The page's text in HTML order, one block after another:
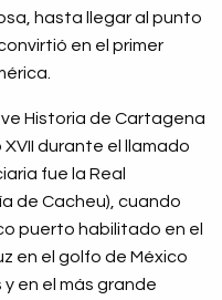
hasta llegar al punto
en el primer
Historia de Cartagena
XVII durante el llamado
fue la Real
de Cacheu), cuando
puerto habilitado en el
en el golfo de México
en el más grande